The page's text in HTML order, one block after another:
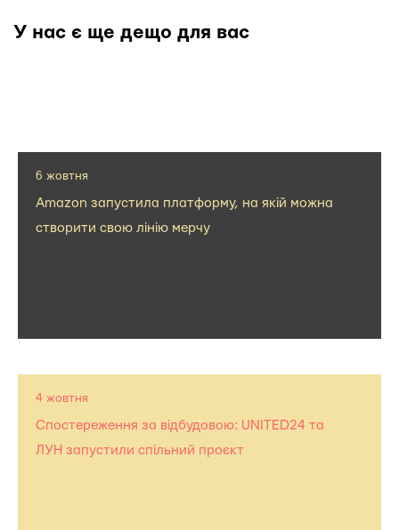
У нас є ще дещо для вас
6 жовтня
Amazon запустила платформу, на якій можна
створити свою лінію мерчу
4 жовтня
Спостереження за відбудовою: UNITED24 та
ЛУН запустили спільний проєкт